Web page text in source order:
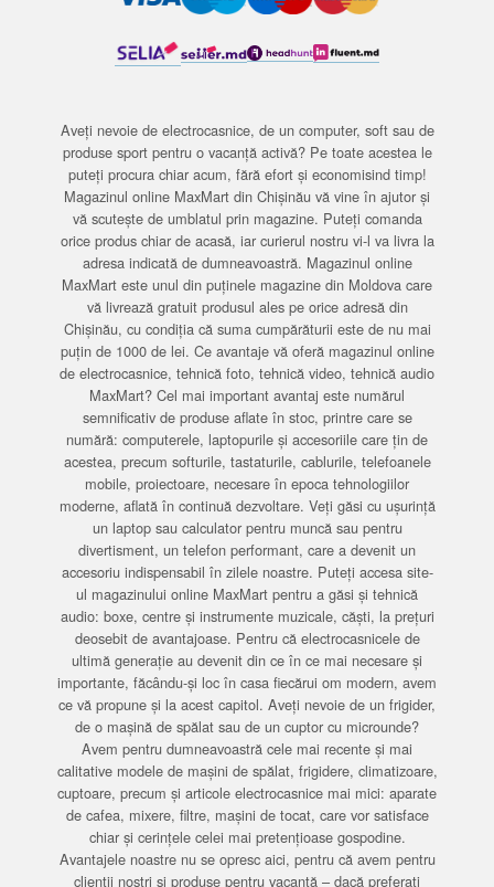
Aveți nevoie de electrocasnice, de un computer, soft sau de
produse sport pentru o vacanță activă? Pe toate acestea le
puteți procura chiar acum, fără efort și economisind timp!
Magazinul online MaxMart din Chișinău vă vine în ajutor și
vă scutește de umblatul prin magazine. Puteți comanda
orice produs chiar de acasă, iar curierul nostru vi-l va livra la
adresa indicată de dumneavoastră. Magazinul online
MaxMart este unul din puținele magazine din Moldova care
vă livrează gratuit produsul ales pe orice adresă din
Chișinău, cu condiția că suma cumpărăturii este de nu mai
puțin de 1000 de lei. Ce avantaje vă oferă magazinul online
de electrocasnice, tehnică foto, tehnică video, tehnică audio
MaxMart? Cel mai important avantaj este numărul
semnificativ de produse aflate în stoc, printre care se
numără: computerele, laptopurile și accesoriile care țin de
acestea, precum softurile, tastaturile, cablurile, telefoanele
mobile, proiectoare, necesare în epoca tehnologiilor
moderne, aflată în continuă dezvoltare. Veți găsi cu ușurință
un laptop sau calculator pentru muncă sau pentru
divertisment, un telefon performant, care a devenit un
accesoriu indispensabil în zilele noastre. Puteți accesa site-
ul magazinului online MaxMart pentru a găsi și tehnică
audio: boxe, centre și instrumente muzicale, căști, la prețuri
deosebit de avantajoase. Pentru că electrocasnicele de
ultimă generație au devenit din ce în ce mai necesare și
importante, făcându-și loc în casa fiecărui om modern, avem
ce vă propune și la acest capitol. Aveți nevoie de un frigider,
de o mașină de spălat sau de un cuptor cu microunde?
Avem pentru dumneavoastră cele mai recente și mai
calitative modele de mașini de spălat, frigidere, climatizoare,
cuptoare, precum și articole electrocasnice mai mici: aparate
de cafea, mixere, filtre, mașini de tocat, care vor satisface
chiar și cerințele celei mai pretențioase gospodine.
Avantajele noastre nu se opresc aici, pentru că avem pentru
clienții noștri și produse pentru vacanță – dacă preferați